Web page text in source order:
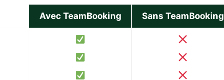
Avec TeamBooking Sans TeamBooking